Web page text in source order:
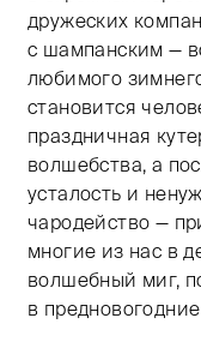
дружеских
с шампанским —
любимого
становится
праздничная
волшебства, а
усталость и
чародейство —
многие из нас в
волшебный миг,
в